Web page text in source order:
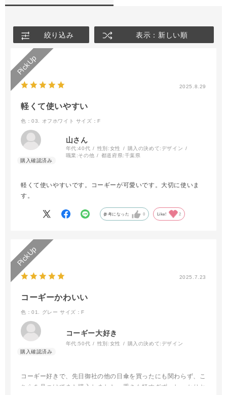
絞り込み 表示：新しい順
2025.8.29
軽くて使いやすい
色：03. オフホワイト サイズ：F
山さん
年代:40代 性別:女性 購入の決めて: デザイン
職業:その他 都道府県:千葉県
軽くて使いやすいです。コーギーが可愛いです。大切に使いま
す。
参考になった 0 Like! 2
2025.7.23
コーギーかわいい
色：01. グレー サイズ：F
コーギー大好き
年代:50代 性別:女性 購入の決めて: デザイン
コーギー好きで、先日御社の他の日傘を買ったにも関わらず、こ
ちらを見つけてまた購入しました。重さも軽すぎず、しっかりと